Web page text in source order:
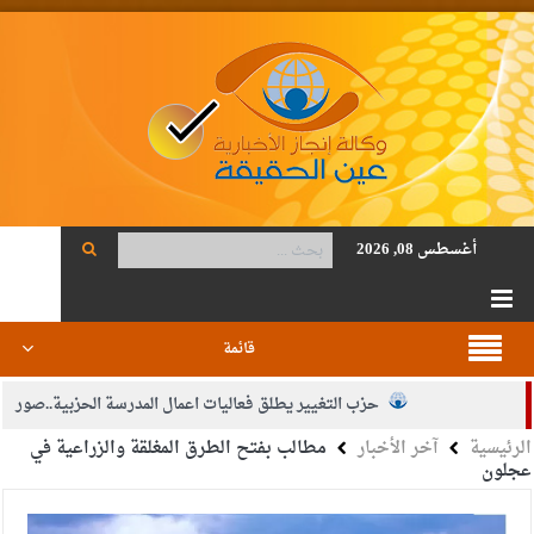
أغسطس 08, 2026
قائمة
حزب التغيير يطلق فعاليات اعمال المدرسة الحزبية..صور
الجيش يفتح باب التجنيد لحملة البكالوريوس في الحقوق والقانون
الرئيسية آخر الأخبار مطالب بفتح الطرق المغلقة والزراعية في
عجلون